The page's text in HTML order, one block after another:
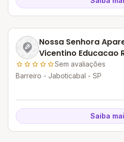
Nossa Senhora
Vicentino Educacao
Sem avaliações
Barreiro - Jaboticabal - SP
Saiba